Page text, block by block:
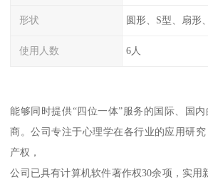
形状 圆形、S型、扇形
使用人数 6人
能够同时提供“四位一体”服务的国际、国
商。公司专注于心理学在各行业的应用研
产权，
公司已具有计算机软件著作权30余项，实用